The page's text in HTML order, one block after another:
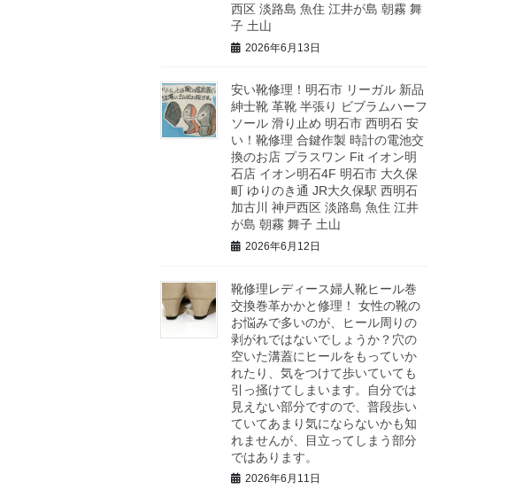
西区 淡路島 魚住 江井が島 朝霧 舞
子 土山
2026年6月13日
安い靴修理！明石市 リーガル 新品
紳士靴 革靴 半張り ビブラムハーフ
ソール 滑り止め 明石市 西明石 安
い！靴修理 合鍵作製 時計の電池交
換のお店 プラスワン Fit イオン明
石店 イオン明石4F 明石市 大久保
町 ゆりのき通 JR大久保駅 西明石
加古川 神戸西区 淡路島 魚住 江井
が島 朝霧 舞子 土山
2026年6月12日
靴修理レディース婦人靴ヒール巻
交換巻革かかと修理！ 女性の靴の
お悩みで多いのが、ヒール周りの
剥がれではないでしょうか？穴の
空いた溝蓋にヒールをもっていか
れたり、気をつけて歩いていても
引っ掻けてしまいます。自分では
見えない部分ですので、普段歩い
ていてあまり気にならないかも知
れませんが、目立ってしまう部分
ではあります。
2026年6月11日